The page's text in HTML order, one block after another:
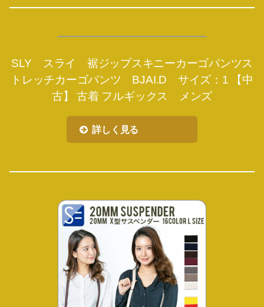
SLY スライ 裾ジップスキニーカーゴパンツス
トレッチカーゴパンツ BJAI.D サイズ：1 【中
古】 古着 フルギックス メンズ
詳しく見る